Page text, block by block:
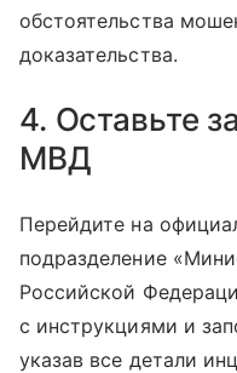
обстоятельства
доказательства.
4. Оставьте
МВД
Перейдите на
подразделение
Российской
с инструкциями и
указав все детали